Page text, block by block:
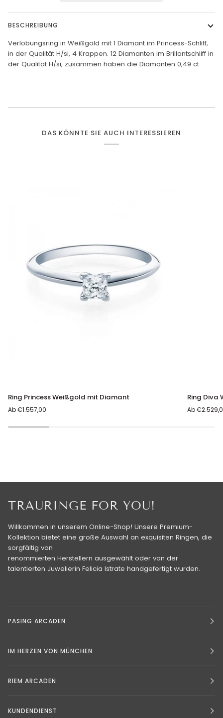
BESCHREIBUNG
Verlobungsring in Weißgold mit 1 Diamant im Princess-Schliff,
in der Qualität H/si, 4 Krappen. 12 Diamanten im Brillantschliff in
der Qualität H/si, zusammen haben die Diamanten 0,49 ct.
DAS KÖNNTE SIE AUCH INTERESSIEREN
Ring
Princess
Weißgold
mit
Ring Princess Weißgold mit Diamant
Ab €1.557,00
Ring
Diva
Weißgold
Ring Diva
Ab
TRAURINGE FOR YOU!
Willkommen in unserem Online-Shop! Unsere Premium-
Kollektion bietet eine große Auswahl an exquisiten Ringen, die
sorgfältig von
renommierten Herstellern ausgewählt oder von der
talentierten Juwelierin Felicia Istrate handgefertigt wurden.
PASING ARCADEN
IM HERZEN VON MÜNCHEN
RIEM ARCADEN
KUNDENDIENST